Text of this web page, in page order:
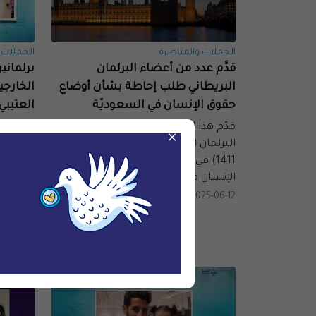
الحملات والمناصرة
قدَّم عدد من أعضاء البرلمان
البريطاني طلب إحاطة بشأن أوضاع
حقوق الإنسان في السعوديّة
قدّم هذا الأسبوع عدد من أعضاء
البرلمان البريطاني طلب إحاطة (رقم
1411) في البرلمان بشأن أوضاع حقوق
الإنسان في السعوديّة.
2025-06-12
×